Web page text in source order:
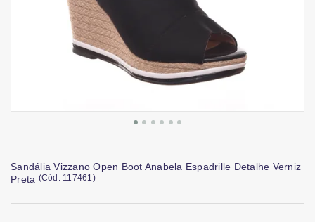
Sandália Vizzano Open Boot Anabela Espadrille Detalhe Verniz
Preta (Cód. 117461)